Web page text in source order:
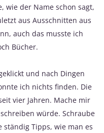
wie der Name schon sagt,
aus Ausschnitten aus
auch das musste ich
Bücher.
und nach Dingen
ich nichts finden. Die
vier Jahren. Mache mir
würde. Schraube
Tipps, wie man es